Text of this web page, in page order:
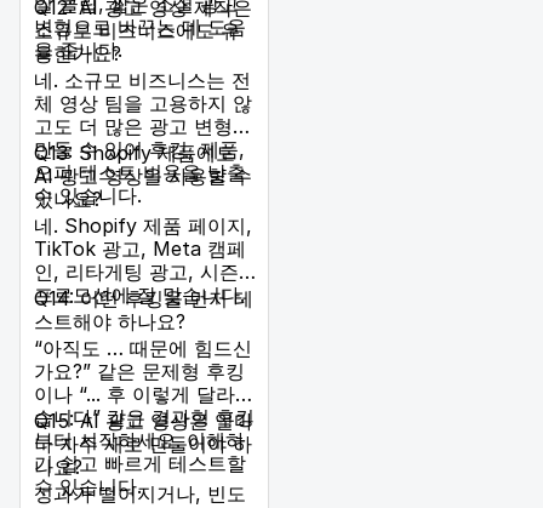
변형으로 바꾸는 데 도움
을 줍니다.
Q12: AI 광고 영상 제작은
소규모 비즈니스에도 유
용한가요?
네. 소규모 비즈니스는 전
체 영상 팀을 고용하지 않
고도 더 많은 광고 변형을
만들 수 있어 후킹, 제품,
오퍼 테스트 비용을 낮출
수 있습니다.
Q13: Shopify 제품에도
AI 광고 영상을 사용할 수
있나요?
네. Shopify 제품 페이지,
TikTok 광고, Meta 캠페
인, 리타게팅 광고, 시즌
프로모션에 잘 맞습니다.
Q14: 어떤 후킹을 먼저 테
스트해야 하나요?
“아직도 … 때문에 힘드신
가요?” 같은 문제형 후킹
이나 “... 후 이렇게 달라졌
습니다” 같은 결과형 후킹
부터 시작하세요. 이해하
기 쉽고 빠르게 테스트할
수 있습니다.
Q15: AI 광고 영상은 얼마
나 자주 새로 만들어야 하
나요?
성과가 떨어지거나, 빈도